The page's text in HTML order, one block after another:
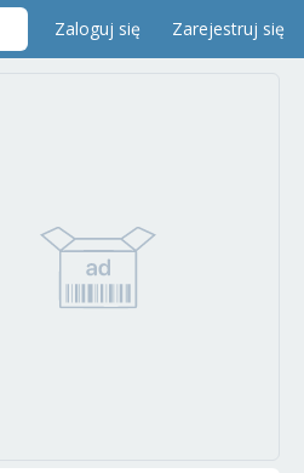
Zaloguj się Zarejestruj się